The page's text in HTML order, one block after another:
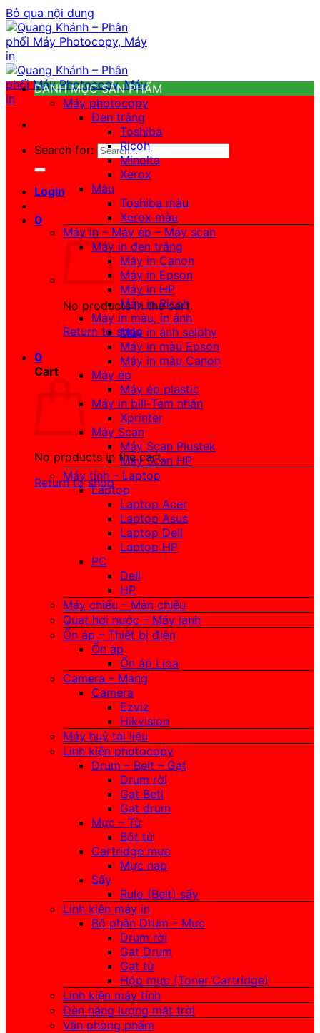
Bỏ qua nội dung
Search for:
Login
0
No products in the cart.
Return to shop
0
Cart
No products in the cart.
Return to shop
DANH MỤC SẢN PHẨM
Máy photocopy
Đen trắng
Toshiba
Ricoh
Minolta
Xerox
Màu
Toshiba màu
Xerox màu
Máy in – Máy ép – Máy scan
Máy in đen trắng
Máy in Canon
Máy in Epson
Máy in HP
Máy in Ricoh
Máy in màu, in ảnh
Máy in ảnh selphy
Máy in màu Epson
Máy in màu Canon
Máy ép
Máy ép plastic
Máy in bill-Tem nhãn
Xprinter
Máy Scan
Máy Scan Plustek
Máy Scan HP
Máy tính – Laptop
Laptop
Laptop Acer
Laptop Asus
Laptop Dell
Laptop HP
PC
Dell
HP
Máy chiếu – Màn chiếu
Quạt hơi nước – Máy lạnh
Ổn áp – Thiết bị điện
Ổn áp
Ổn áp Lioa
Camera – Mạng
Camera
Ezviz
Hikvision
Máy huỷ tài liệu
Linh kiện photocopy
Drum – Belt – Gạt
Drum rời
Gạt Betl
Gạt drum
Mực – Từ
Bột từ
Cartridge mực
Mực nạp
Sấy
Rulo (Belt) sấy
Linh kiện máy in
Bộ phận Drum – Mực
Drum rời
Gạt Drum
Gạt từ
Hộp mực (Toner Cartridge)
Linh kiện máy tính
Đèn năng lượng mặt trời
Văn phòng phẩm